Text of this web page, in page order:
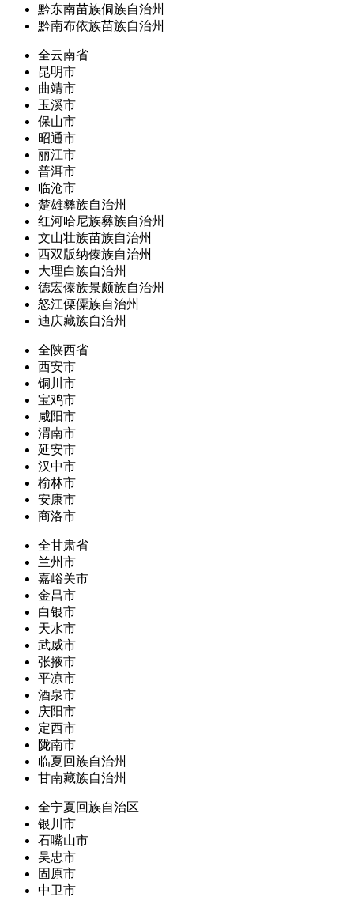
黔东南苗族侗族自治州
黔南布依族苗族自治州
全云南省
昆明市
曲靖市
玉溪市
保山市
昭通市
丽江市
普洱市
临沧市
楚雄彝族自治州
红河哈尼族彝族自治州
文山壮族苗族自治州
西双版纳傣族自治州
大理白族自治州
德宏傣族景颇族自治州
怒江傈僳族自治州
迪庆藏族自治州
全陕西省
西安市
铜川市
宝鸡市
咸阳市
渭南市
延安市
汉中市
榆林市
安康市
商洛市
全甘肃省
兰州市
嘉峪关市
金昌市
白银市
天水市
武威市
张掖市
平凉市
酒泉市
庆阳市
定西市
陇南市
临夏回族自治州
甘南藏族自治州
全宁夏回族自治区
银川市
石嘴山市
吴忠市
固原市
中卫市